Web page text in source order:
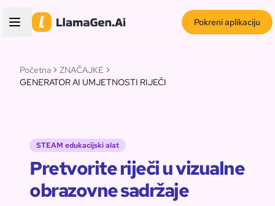
Pokreni aplikaciju
Početna
ZNAČAJKE
GENERATOR AI UMJETNOSTI RIJEČI
STEAM edukacijski alat
Pretvorite riječi u vizualne
obrazovne sadržaje